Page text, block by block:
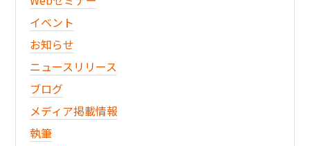
イベント
お知らせ
ニュースリリース
ブログ
メディア掲載情報
執筆